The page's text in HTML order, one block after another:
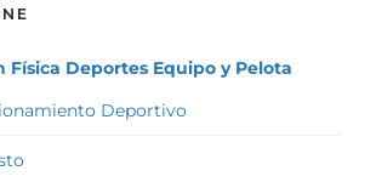
Física Deportes Equipo y Pelota
Deportivo